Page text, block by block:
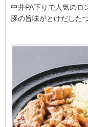
中井PA下りで人気のロ
豚の旨味がとけだした